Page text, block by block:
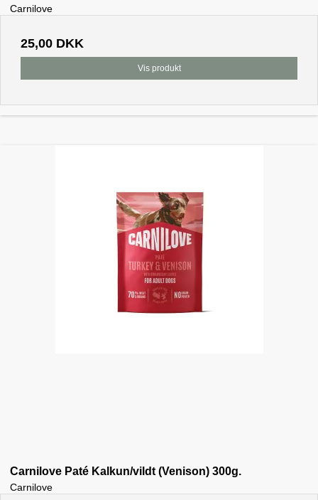
Carnilove
25,00 DKK
Vis produkt
Carnilove Paté Kalkun/vildt (Venison) 300g.
Carnilove